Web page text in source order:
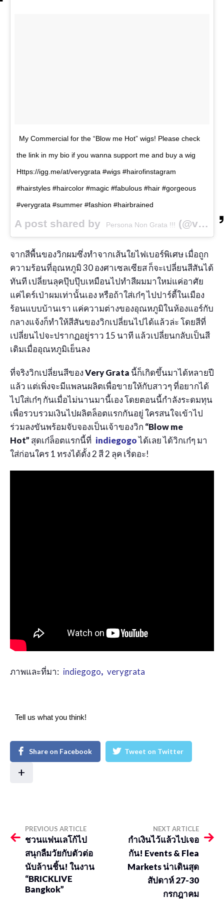
My Commercial for the “Blow me Hot” wigs! Please check
the link in my bio if you wanna support me and buy a wig
Https://igg.me/at/verygrata #wigs #hairofinstagram
#hairstyles #haircolor #magic #fabulous #hair #gorgeous
#verygrata #summer #fashion #hairbrained
A post shared by Persona Non Grata !!! (@verygrata) on
จากสีพื้นของวิกผมซึ่งทำจากเส้นใยไฟเบอร์พิเศษ เมื่อถูก
ความร้อนที่อุณหภูมิ 30 องศาเซลเซียส ก็จะเปลี่ยนสีสันได้
ทันที เปลี่ยนลุคปุ๊บปุ๊บเหมือนไปทำสีผมมาใหม่แค่อาศัย
แค่ไดร์เป่าผมเท่านั้นเอง หรือถ้าใส่เก๋ๆ ไปปาร์ตี้ในเมือง
ร้อนแบบบ้านเรา แค่ความต่างของอุณหภูมิในห้องแอร์กับ
กลางแจ้งก็ทำให้สีสันของวิกเปลี่ยนไปได้แล้วล่ะ โดยสีที่
เปลี่ยนไปจะปรากฏอยู่ราว 15 นาที แล้วเปลี่ยนกลับเป็นสี
เดิมเมื่ออุณหภูมิเย็นลง
ที่จริงวิกเปลี่ยนสีของVery Grata นี้ก็เกิดขึ้นมาได้หลายปี
แล้ว แต่เพิ่งจะมีแพลนผลิตเพื่อขายให้กับสาวๆ ที่อยากได้
ไปใส่เก๋ๆ กันเมื่อไม่นานมานี้เอง โดยตอนนี้กำลังระดมทุน
เพื่อรวบรวมเงินไปผลิตล็อตแรกกันอยู่ ใครสนใจเข้าไป
ร่วมลงขันพร้อมจับจองเป็นเจ้าของวิก “Blow me
Hot” สุดเก๋ล็อตแรกนี้ที่ indiegogoได้เลย ได้วิกเก๋ๆ มา
ใส่ก่อนใคร 1 ทรงได้ตั้ง 2 สี 2 ลุค เริ่ดอะ!
ภาพและที่มา: indiegogo, verygrata
Tell us what you think!
Share on Facebook Tweet on Twitter
+
PREVIOUS ARTICLE
ชวนแฟนเลโก้ไป
สนุกลืมวัยกับตัวต่อ
นับล้านชิ้น! ในงาน
“BRICKLIVE
Bangkok”
NEXT ARTICLE
กำเงินไว้แล้วไปเจอ
กัน! Events & Flea
Markets น่าเดินสุด
สัปดาห์ 27-30
กรกฎาคม